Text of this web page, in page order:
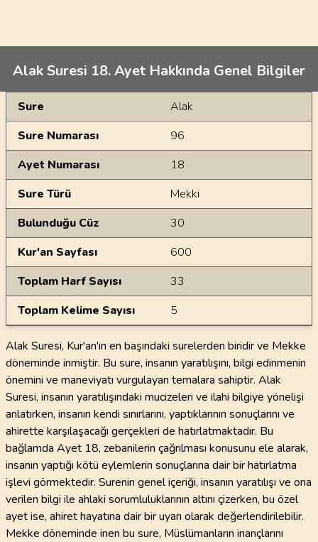
Alak Suresi 18. Ayet Hakkında Genel Bilgiler
Genel Bilgiler
Sure
Alak
Sure Numarası
96
Ayet Numarası
18
Sure Türü
Mekki
Bulunduğu Cüz
30
Kur'an Sayfası
600
Toplam Harf Sayısı
33
Toplam Kelime Sayısı
5
Alak Suresi, Kur'an'ın en başındaki surelerden biridir ve Mekke
döneminde inmiştir. Bu sure, insanın yaratılışını, bilgi edinmenin
önemini ve maneviyatı vurgulayan temalara sahiptir. Alak
Suresi, insanın yaratılışındaki mucizeleri ve ilahi bilgiye yönelişi
anlatırken, insanın kendi sınırlarını, yaptıklarının sonuçlarını ve
ahirette karşılaşacağı gerçekleri de hatırlatmaktadır. Bu
bağlamda Ayet 18, zebanilerin çağrılması konusunu ele alarak,
insanın yaptığı kötü eylemlerin sonuçlarına dair bir hatırlatma
işlevi görmektedir. Surenin genel içeriği, insanın yaratılışı ve ona
verilen bilgi ile ahlaki sorumluluklarının altını çizerken, bu özel
ayet ise, ahiret hayatına dair bir uyarı olarak değerlendirilebilir.
Mekke döneminde inen bu sure, Müslümanların inançlarını